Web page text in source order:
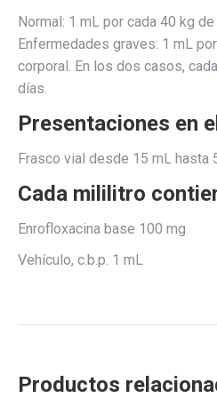
Normal: 1 mL por cada 40 kg
Enfermedades graves: 1 mL
corporal. En los dos casos,
días.
Presentaciones en
Frasco vial desde 15 mL hasta
Cada mililitro
Enrofloxacina base 100 mg
Vehículo, c.b.p. 1 mL
Productos